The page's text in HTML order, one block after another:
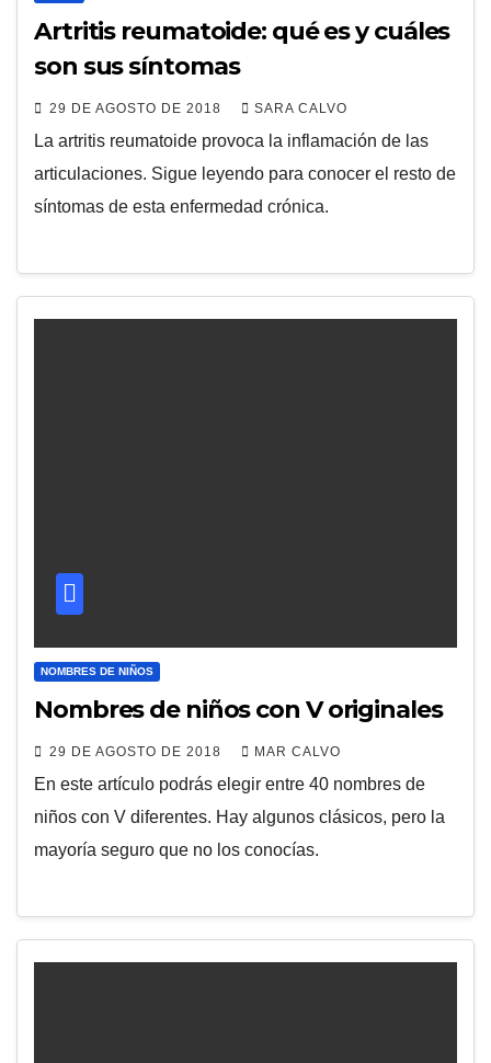
Artritis reumatoide: qué es y cuáles
son sus síntomas
29 DE AGOSTO DE 2018 SARA CALVO
La artritis reumatoide provoca la inflamación de las
articulaciones. Sigue leyendo para conocer el resto de
síntomas de esta enfermedad crónica.
NOMBRES DE NIÑOS
Nombres de niños con V originales
29 DE AGOSTO DE 2018 MAR CALVO
En este artículo podrás elegir entre 40 nombres de
niños con V diferentes. Hay algunos clásicos, pero la
mayoría seguro que no los conocías.